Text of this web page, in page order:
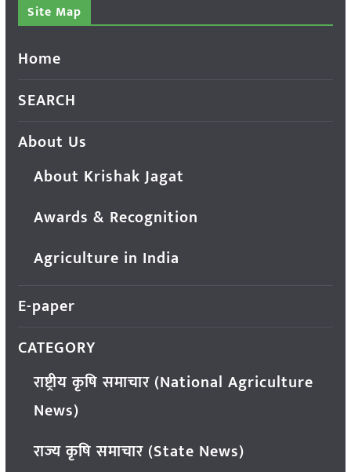
Site Map
Home
SEARCH
About Us
About Krishak Jagat
Awards & Recognition
Agriculture in India
E-paper
CATEGORY
राष्ट्रीय कृषि समाचार (National Agriculture
News)
राज्य कृषि समाचार (State News)